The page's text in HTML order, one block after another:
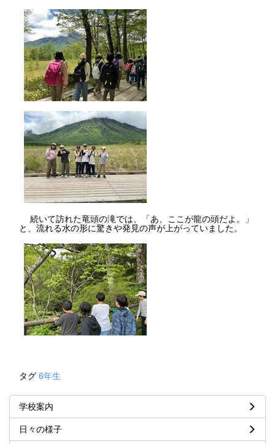
続いて訪れた竜頭の滝では、「あ、ここが龍の頭だよ。」
と、流れる水の形に驚きや発見の声が上がっていました。
タグ 6年生
学校案内
日々の様子